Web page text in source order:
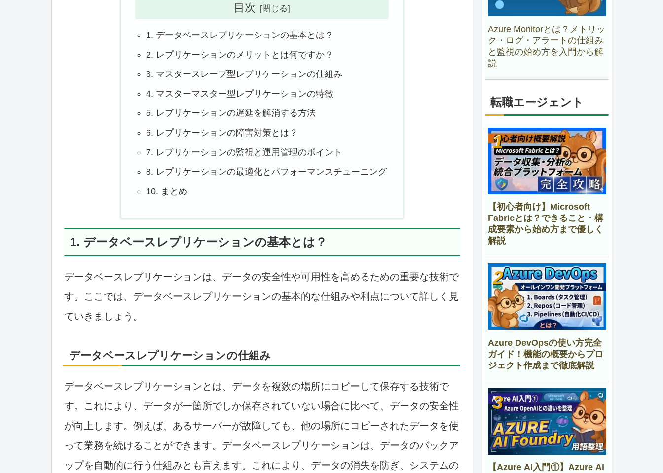
目次
1. データベースレプリケーションの基本とは？
2. レプリケーションのメリットとは何ですか？
3. マスタースレーブ型レプリケーションの仕組み
4. マスターマスター型レプリケーションの特徴
5. レプリケーションの遅延を解消する方法
6. レプリケーションの障害対策とは？
7. レプリケーションの監視と運用管理のポイント
8. レプリケーションの最適化とパフォーマンスチューニング
10. まとめ
1. データベースレプリケーションの基本とは？
データベースレプリケーションは、データの安全性や可用性を高めるための重要な技術で
す。ここでは、データベースレプリケーションの基本的な仕組みや利点について詳しく見
ていきましょう。
データベースレプリケーションの仕組み
データベースレプリケーションとは、データを複数の場所にコピーして保存する技術で
す。これにより、データが一箇所でしか保存されていない場合に比べて、データの安全性
が向上します。例えば、あるサーバーが故障しても、他の場所にコピーされたデータを使
って業務を続けることができます。データベースレプリケーションは、データのバックア
ップを自動的に行う仕組みとも言えます。これにより、データの消失を防ぎ、システムの
Azure Monitorとは？メトリッ
ク・ログ・アラートの仕組み
と監視の始め方を入門から解
説
転職エージェント
【初心者向け】Microsoft
Fabricとは？できること・構
成要素から始め方まで優しく
解説
Azure DevOpsの使い方完全
ガイド！機能の概要からプロ
ジェクト作成まで徹底解説
【Azure AI入門①】Azure AI